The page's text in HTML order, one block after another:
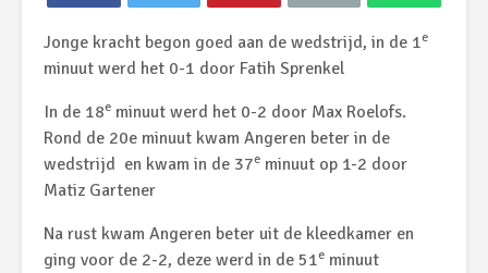
Jonge kracht begon goed aan de wedstrijd, in de 1e
minuut werd het 0-1 door Fatih Sprenkel
In de 18e minuut werd het 0-2 door Max Roelofs.
Rond de 20e minuut kwam Angeren beter in de
wedstrijd en kwam in de 37e minuut op 1-2 door
Matiz Gartener
Na rust kwam Angeren beter uit de kleedkamer en
ging voor de 2-2, deze werd in de 51e minuut